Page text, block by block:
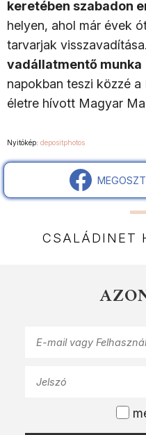
keretében szabadon
helyen, ahol már évek
tarvarjak
vadállatmentő munka
napokban teszi közzé
életre hívott Magyar
Nyitókép: depositphotos
CSALÁDINET